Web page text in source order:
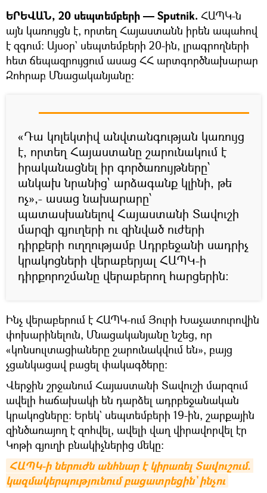
ԵՐԵՎԱՆ, 20 սեպտեմբերի — Sputnik. ՀԱՊԿ-ն
այն կառույցն է, որտեղ Հայաստանն իրեն ապահով
է զգում։ Այսօր` սեպտեմբերի 20-ին, լրագրողների
հետ ճեպազրույցում ասաց ՀՀ արտգործնախարար
Զոհրաբ Մնացականյանը։
«Դա կոլեկտիվ անվտանգության կառույց
է, որտեղ Հայաստանը շարունակում է
իրականացնել իր գործառույթները՝
անկախ նրանից` արձագանք կլինի, թե
ոչ»,- ասաց նախարարը՝
պատասխանելով Հայաստանի Տավուշի
մարզի գյուղերի ու զինված ուժերի
դիրքերի ուղղությամբ Ադրբեջանի սադրիչ
կրակոցների վերաբերյալ ՀԱՊԿ-ի
դիրքորոշմանը վերաբերող հարցերին։
Ինչ վերաբերում է ՀԱՊԿ-ում Յուրի Խաչատուրովին
փոխարինելուն, Մնացականյանը նշեց, որ
«կոնսուլտացիաները շարունակվում են», բայց
չցանկացավ բացել փակագծերը։
Վերջին շրջանում Հայաստանի Տավուշի մարզում
ավելի հաճախակի են դարձել ադրբեջանական
կրակոցները։ Երեկ` սեպտեմբերի 19-ին, շարքային
զինծառայող է զոհվել, ավելի վաղ վիրավորվել էր
Կոթի գյուղի բնակիչներից մեկը։
ՀԱՊԿ-ի ներուժն անհնար է կիրառել Տավուշում.
կազմակերպությունում բացատրեցին` ինչու